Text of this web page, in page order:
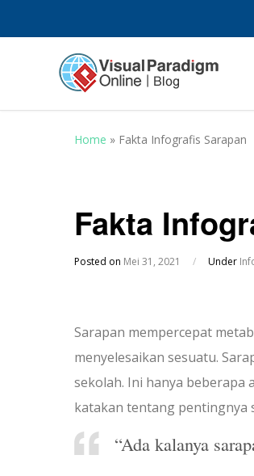
Home » Fakta Infografis Sarapan
Fakta
Posted on Mei 31, 2021 / Under
Sarapan mempercepat
menyelesaikan sesuatu.
sekolah. Ini hanya beberapa
katakan tentang pentingnya
“Ada kalanya